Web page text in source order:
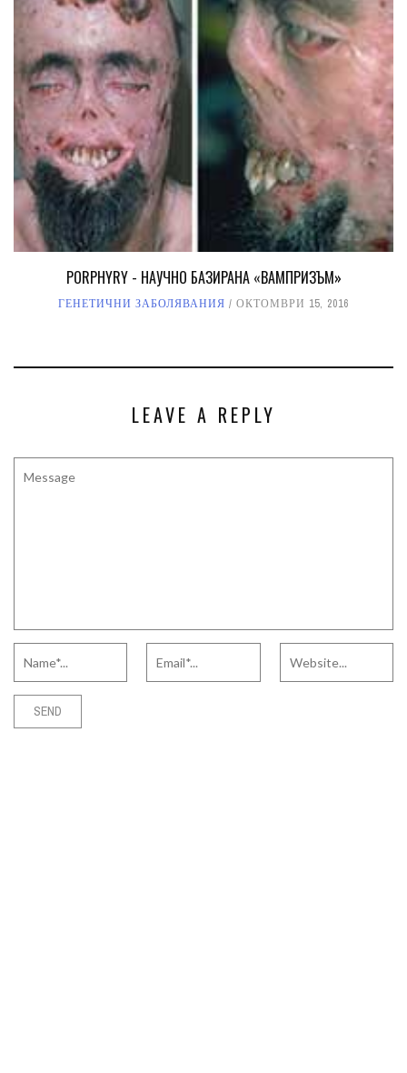
PORPHYRY - НАУЧНО БАЗИРАНА «ВАМПРИЗЪМ»
ГЕНЕТИЧНИ ЗАБОЛЯВАНИЯ ОКТОМВРИ 15, 2016
LEAVE A REPLY